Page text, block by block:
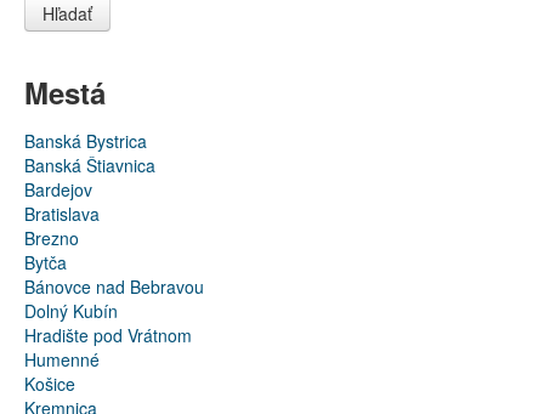
Hľadať
Mestá
Banská Bystrica
Banská Štiavnica
Bardejov
Bratislava
Brezno
Bytča
Bánovce nad Bebravou
Dolný Kubín
Hradište pod Vrátnom
Humenné
Košice
Kremnica